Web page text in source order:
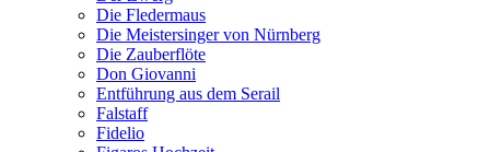
Die Fledermaus
Die Meistersinger von Nürnberg
Die Zauberflöte
Don Giovanni
Entführung aus dem Serail
Falstaff
Fidelio